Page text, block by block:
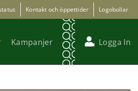
Kontakt och öppettider Logobollar
Kampanjer Logga In